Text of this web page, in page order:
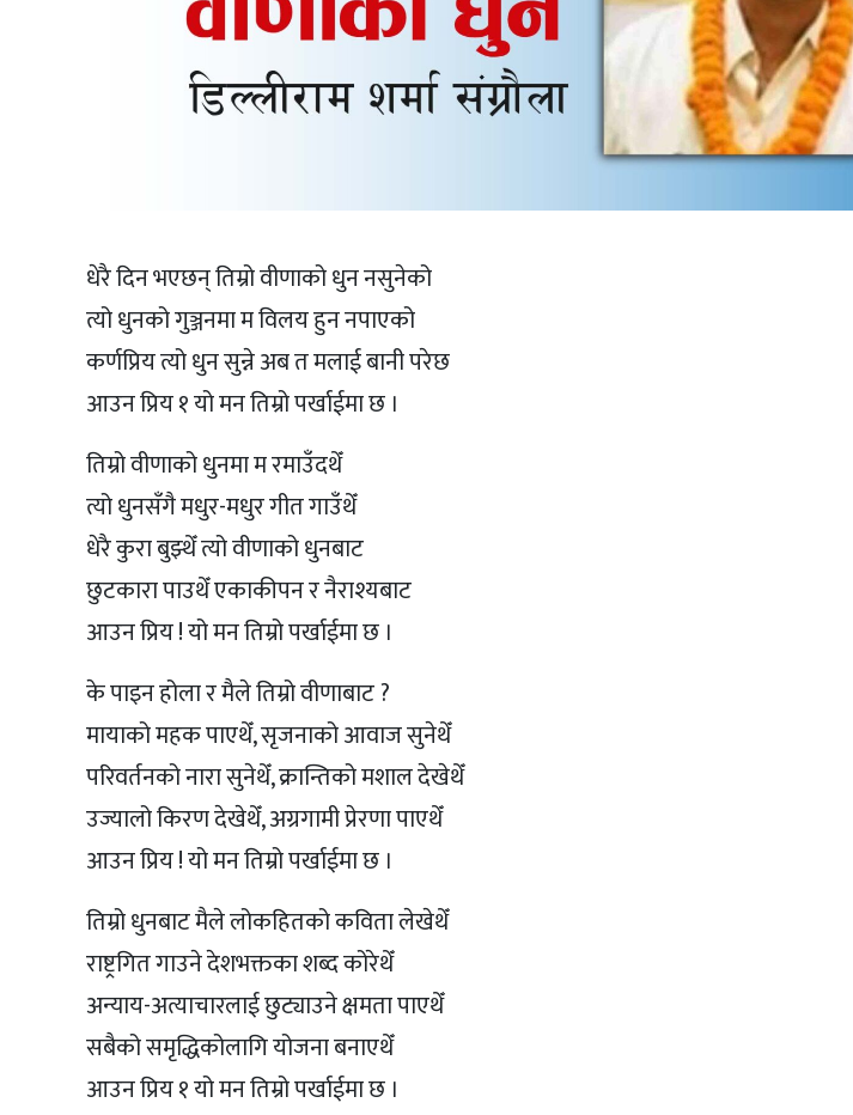
धेरै दिन भएछन् तिम्रो वीणाको धुन नसुनेको
त्यो धुनको गुञ्जनमा म विलय हुन नपाएको
कर्णप्रिय त्यो धुन सुन्ने अब त मलाई बानी परेछ
आउन प्रिय १ यो मन तिम्रो पर्खाईमा छ ।
तिम्रो वीणाको धुनमा म रमाउँदथेँ
त्यो धुनसँगै मधुर-मधुर गीत गाउँथेँ
धेरै कुरा बुझ्थेँ त्यो वीणाको धुनबाट
छुटकारा पाउथेँ एकाकीपन र नैराश्यबाट
आउन प्रिय ! यो मन तिम्रो पर्खाईमा छ ।
के पाइन होला र मैले तिम्रो वीणाबाट ?
मायाको महक पाएथेँ, सृजनाको आवाज सुनेथेँ
परिवर्तनको नारा सुनेथेँ, क्रान्तिको मशाल देखेथेँ
उज्यालो किरण देखेथेँ, अग्रगामी प्रेरणा पाएथेँ
आउन प्रिय ! यो मन तिम्रो पर्खाईमा छ ।
तिम्रो धुनबाट मैले लोकहितको कविता लेखेथेँ
राष्ट्रगित गाउने देशभक्तका शब्द कोरेथेँ
अन्याय-अत्याचारलाई छुट्याउने क्षमता पाएथेँ
सबैको समृद्धिकोलागि योजना बनाएथेँ
आउन प्रिय १ यो मन तिम्रो पर्खाईमा छ ।